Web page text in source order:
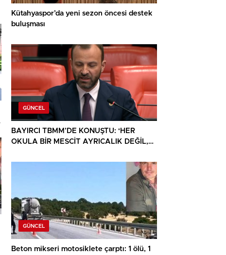
Kütahyaspor’da yeni sezon öncesi destek
buluşması
GÜNCEL
BAYIRCI TBMM’DE KONUŞTU: ‘HER
OKULA BİR MESCİT AYRICALIK DEĞİL,
GÜNCEL
Beton mikseri motosiklete çarptı: 1 ölü, 1